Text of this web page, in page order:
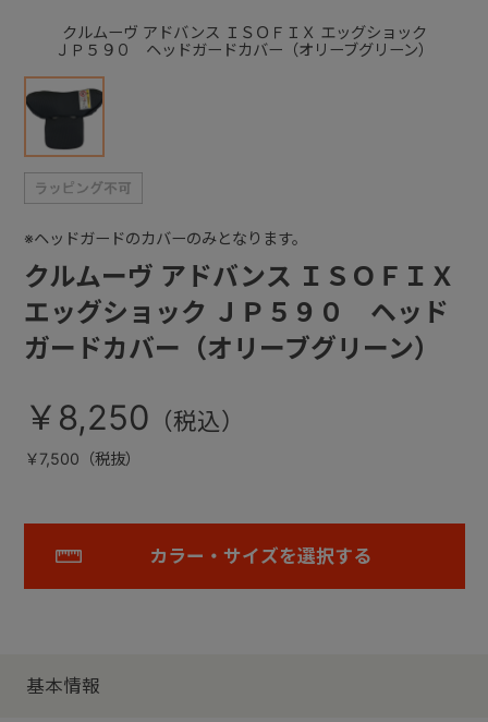
クルムーヴ アドバンス ＩＳＯＦＩＸ エッグショック
ＪＰ５９０ ヘッドガードカバー（オリーブグリーン）
クルムーヴ アドバンス ＩＳＯＦＩＸ
エッグショック ＪＰ５９０ ヘッド
ガードカバー（オリーブグリーン）
※ヘッドガードのカバーのみとなります。
￥8,250
￥7,500（税抜）
カラー・サイズを選択する
基本情報